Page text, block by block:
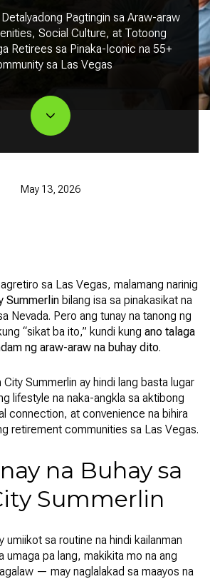
Pagtingin sa Araw-araw
Social Culture, at Totoong
Retirees sa Pinaka-Iconic na 55+
sa Las Vegas
May 13, 2026
sa Las Vegas, malamang narinig
Summerlinbilang isa sa pinakasikat na
Nevada. Pero ang tunay na tanong ng
“sikat ba ito,” kundi kung ano talaga
ng araw-araw na buhay dito.
Summerlin ay hindi lang basta lugar
lifestyle na naka-angkla sa aktibong
connection, at convenience na bihira
retirement communities sa Las Vegas.
na Buhay sa
Summerlin
umiikot sa routine na hindi kailanman
umaga pa lang, makikita mo na ang
— may naglalakad sa maayos na